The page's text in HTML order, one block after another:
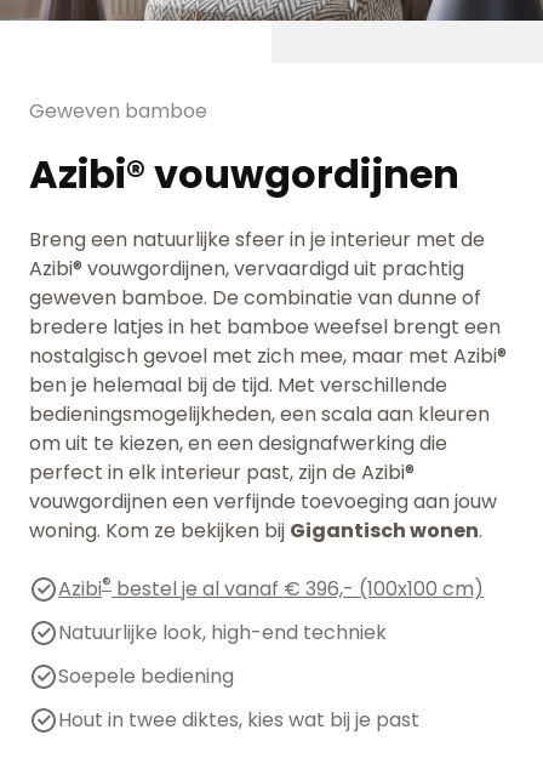
Geweven bamboe
Azibi® vouwgordijnen
Breng een natuurlijke sfeer in je interieur met de
Azibi® vouwgordijnen, vervaardigd uit prachtig
geweven bamboe. De combinatie van dunne of
bredere latjes in het bamboe weefsel brengt een
nostalgisch gevoel met zich mee, maar met Azibi®
ben je helemaal bij de tijd. Met verschillende
bedieningsmogelijkheden, een scala aan kleuren
om uit te kiezen, en een designafwerking die
perfect in elk interieur past, zijn de Azibi®
vouwgordijnen een verfijnde toevoeging aan jouw
woning. Kom ze bekijken bij Gigantisch wonen.
Azibi® bestel je al vanaf € 396,- (100x100 cm)
Natuurlijke look, high-end techniek
Soepele bediening
Hout in twee diktes, kies wat bij je past